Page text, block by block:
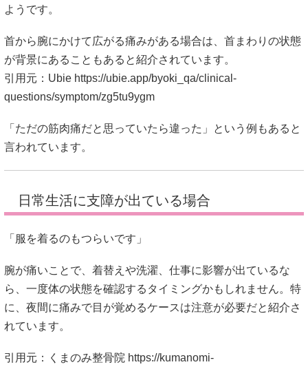
ようです。
首から腕にかけて広がる痛みがある場合は、首まわりの状態
が背景にあることもあると紹介されています。
引用元：Ubie https://ubie.app/byoki_qa/clinical-
questions/symptom/zg5tu9ygm
「ただの筋肉痛だと思っていたら違った」という例もあると
言われています。
日常生活に支障が出ている場合
「服を着るのもつらいです」
腕が痛いことで、着替えや洗濯、仕事に影響が出ているな
ら、一度体の状態を確認するタイミングかもしれません。特
に、夜間に痛みで目が覚めるケースは注意が必要だと紹介さ
れています。
引用元：くまのみ整骨院 https://kumanomi-